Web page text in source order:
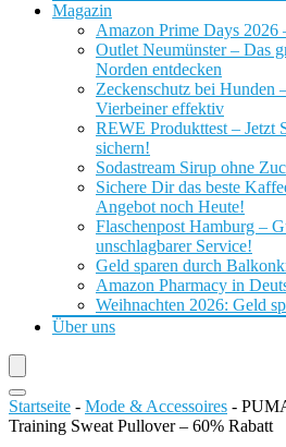
Magazin
Amazon Prime Days 2026
Outlet Neumünster – Das
Norden entdecken
Zeckenschutz bei Hunden
Vierbeiner effektiv
REWE Produkttest – Jetzt
sichern!
Sodastream Sirup ohne
Sichere Dir das beste
Angebot noch Heute!
Flaschenpost Hamburg –
unschlagbarer Service!
Geld sparen durch
Amazon Pharmacy in
Weihnachten 2026: Geld
Über uns
Startseite - Mode & Accessoires -
Training Sweat Pullover – 60% Rabatt